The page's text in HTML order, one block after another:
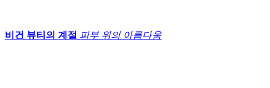
비건 뷰티의 계절 피부 위의 아름다움